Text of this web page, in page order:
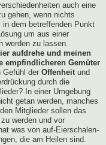
auch eine
gehen, wenn nichts
dem betreffenden Punkt
um aus einer
werden zu lassen.
aufdrehe und meinen
empfindlicheren Gemüter
Gefühl der Offenheitund
durch die
In einer Umgebung
getan werden, manches
Mitglieder sollen das
werden und vor
was von auf-Eierschalen-
die am Heilen sind.